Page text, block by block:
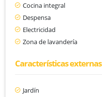
Cocina integral
Despensa
Electricidad
Zona de lavandería
Características externas
Jardín